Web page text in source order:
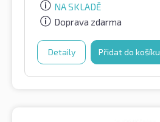
NA SKLADĚ
Doprava zdarma
Detaily Přidat do košíku